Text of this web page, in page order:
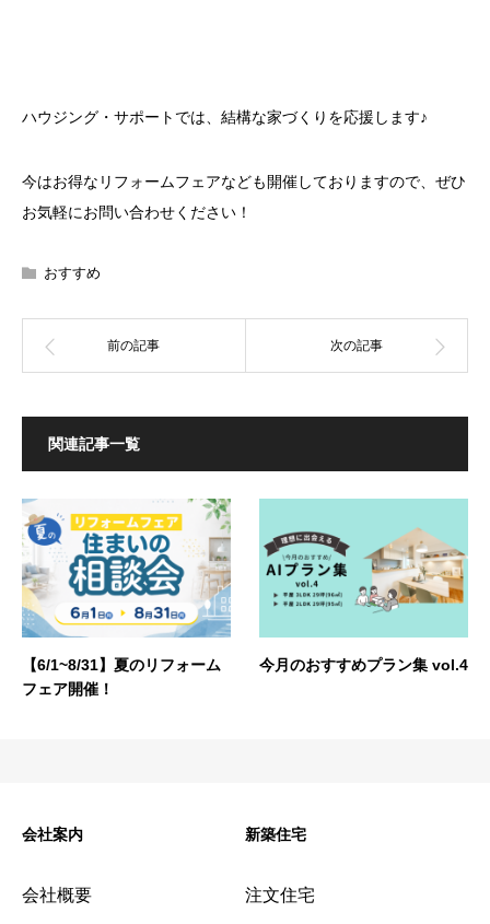
ハウジング・サポートでは、結構な家づくりを応援します♪
今はお得なリフォームフェアなども開催しておりますので、ぜひ
お気軽にお問い合わせください！
おすすめ
関連記事一覧
【6/1~8/31】夏のリフォーム
フェア開催！
今月のおすすめプラン集 vol.4
会社案内
会社概要
新築住宅
注文住宅